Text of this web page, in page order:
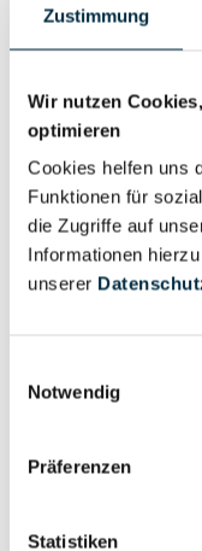
Zustimmung
Wir nutzen
optimieren
Cookies helfen uns
Funktionen für
die Zugriffe auf
Informationen
unserer
Notwendig
Präferenzen
Statistiken
Wirtschaftlich
Berechtigter
Eigentums- und